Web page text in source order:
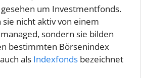
um Investmentfonds.
nicht aktiv von einem
sondern sie bilden
bestimmten Börsenindex
als Indexfonds bezeichnet